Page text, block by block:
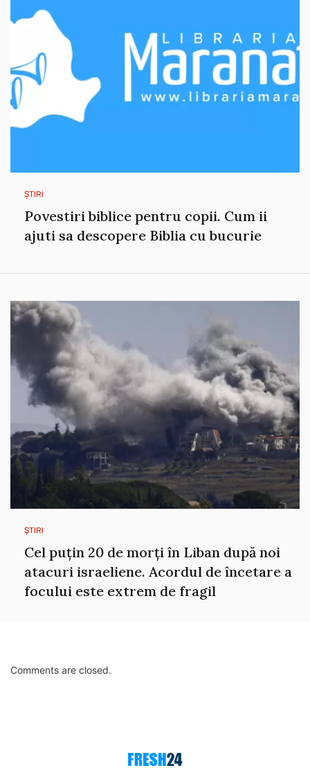
ȘTIRI
Povestiri biblice pentru copii. Cum ii
ajuti sa descopere Biblia cu bucurie
ȘTIRI
Cel puțin 20 de morți în Liban după noi
atacuri israeliene. Acordul de încetare a
focului este extrem de fragil
Comments are closed.